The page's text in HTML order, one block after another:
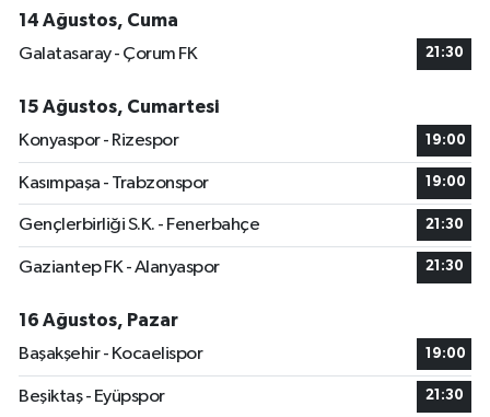
14 Ağustos, Cuma
Galatasaray - Çorum FK
21:30
15 Ağustos, Cumartesi
Konyaspor - Rizespor
19:00
Kasımpaşa - Trabzonspor 19:00
Gençlerbirliği S.K. - Fenerbahçe 21:30
Gaziantep FK - Alanyaspor 21:30
16 Ağustos, Pazar
Başakşehir - Kocaelispor
19:00
Beşiktaş - Eyüpspor 21:30